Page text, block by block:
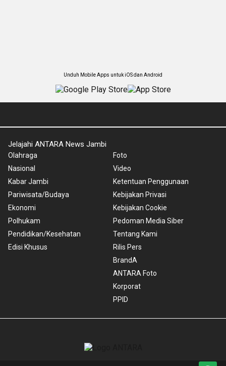
Unduh Mobile Apps untuk iOS dan Android
Jelajahi ANTARA News Jambi
Olahraga
Nasional
Kabar Jambi
Pariwisata/Budaya
Ekonomi
Polhukam
Pendidikan/Kesehatan
Edisi Khusus
Foto
Video
Ketentuan Penggunaan
Kebijakan Privasi
Kebijakan Cookie
Pedoman Media Siber
Tentang Kami
Rilis Pers
BrandA
ANTARA Foto
Korporat
PPID